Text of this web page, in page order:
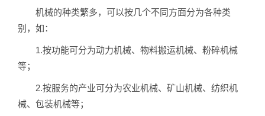
机械的种类繁多，可以按几个不同方面分为各种类
别，如：
1.按功能可分为动力机械、物料搬运机械、粉碎机械
等；
2.按服务的产业可分为农业机械、矿山机械、纺织机
械、包装机械等；